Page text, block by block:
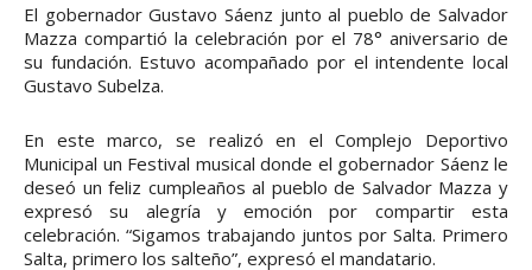
El gobernador Gustavo Sáenz junto al pueblo de Salvador
Mazza compartió la celebración por el 78° aniversario de
su fundación. Estuvo acompañado por el intendente local
Gustavo Subelza.
En este marco, se realizó en el Complejo Deportivo
Municipal un Festival musical donde el gobernador Sáenz le
deseó un feliz cumpleaños al pueblo de Salvador Mazza y
expresó su alegría y emoción por compartir esta
celebración. “Sigamos trabajando juntos por Salta. Primero
Salta, primero los salteño”, expresó el mandatario.